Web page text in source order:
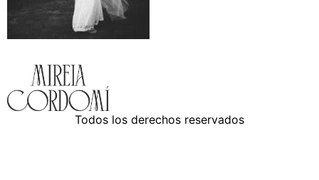
Todos los derechos reservados